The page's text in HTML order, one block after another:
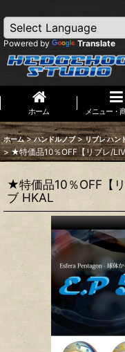
Powered by Translate
ホーム メニュー・
ホーム > ハンドルノブ > リブレ ハン
> ★特価品10％OFF【リブレ/
★特価品10％OFF【
ブ HKAL